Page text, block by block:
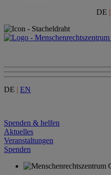
DE |
DE | EN
Spenden & helfen
Aktuelles
Veranstaltungen
Spenden